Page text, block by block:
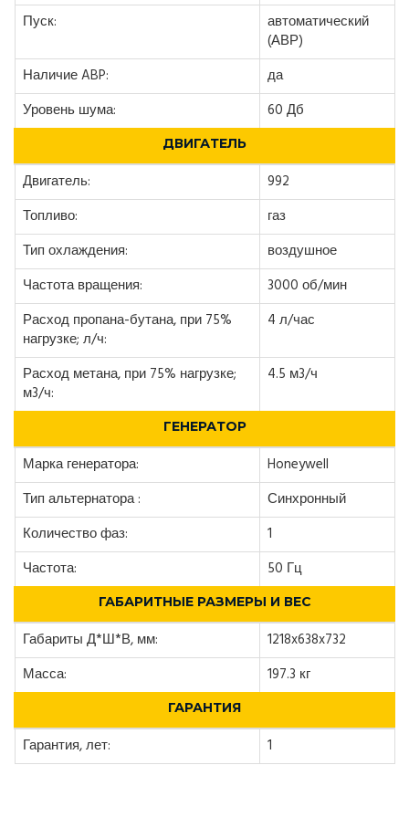
Пуск:
автоматический
(АВР)
Наличие ABP:
да
Уровень шума:
60 Дб
ДВИГАТЕЛЬ
Двигатель:
992
Топливо:
газ
Тип охлаждения:
воздушное
Частота вращения:
3000 об/мин
Расход пропана-бутана, при 75%
нагрузке; л/ч:
4 л/час
Расход метана, при 75% нагрузке;
м3/ч:
4.5 м3/ч
ГЕНЕРАТОР
Марка генератора:
Honeywell
Тип альтернатора :
Синхронный
Количество фаз:
1
Частота:
50 Гц
ГАБАРИТНЫЕ РАЗМЕРЫ И ВЕС
Габариты Д*Ш*В, мм:
1218x638x732
Масса:
197.3 кг
ГАРАНТИЯ
Гарантия, лет: 1